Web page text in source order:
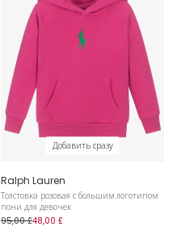
Добавить сразу
Ralph Lauren
Толстовка розовая с большим логотипом
пони для девочек
95,00 £48,00 £